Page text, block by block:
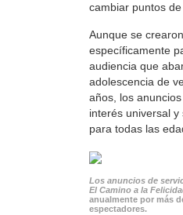
cambiar puntos
Aunque se crearon
específicamente
audiencia que
adolescencia de
años, los
interés universal
para todas las
Los anuncios de
El Camino a la
anualmente por más
espectadores.